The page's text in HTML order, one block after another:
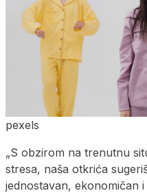
pexels
„S obzirom na trenutnu
stresa, naša otkrića
jednostavan, ekonomičan